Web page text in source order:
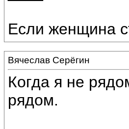
Если женщина
Вячеслав Серёгин
Когда я не
рядом.